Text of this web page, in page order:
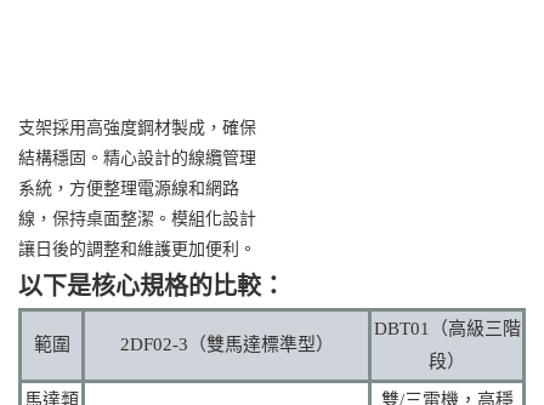
支架採用高強度鋼材製成，確保
結構穩固。精心設計的線纜管理
系統，方便整理電源線和網路
線，保持桌面整潔。模組化設計
讓日後的調整和維護更加便利。
以下是核心規格的比較：
範圍 2DF02-3（雙馬達標準型）
DBT01（高級三階
段）
馬達類
雙/三電機，高穩